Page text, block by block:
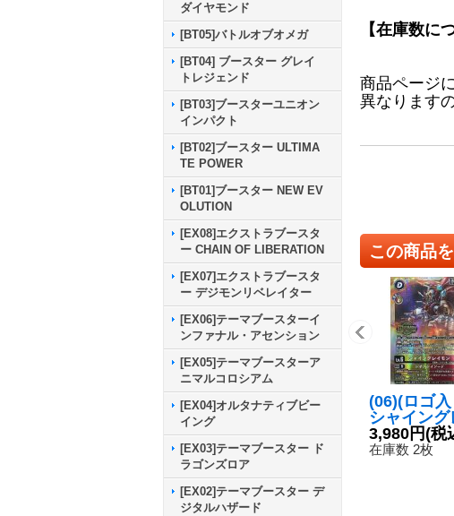
ダイヤモンド
[BT05]バトルオブオメガ
[BT04] ブースター グレイ
トレジェンド
[BT03]ブースターユニオン
インパクト
[BT02]ブースター ULTIMA
TE POWER
[BT01]ブースター NEW EV
OLUTION
[EX08]エクストラブースタ
ー CHAIN OF LIBERATION
[EX07]エクストラブースタ
ー デジモンリベレイター
[EX06]テーマブースターイ
ンファナル・アセンション
[EX05]テーマブースターア
ニマルコロシアム
[EX04]オルタナティブビー
イング
[EX03]テーマブースター ド
ラゴンズロア
[EX02]テーマブースター デ
ジタルハザード
【在庫数に
商品ページ
異なります
この商品
(06)(ロゴ入
シャイング
モン/ジオグ
ソード【SR
3,980円(税
在庫数 2枚